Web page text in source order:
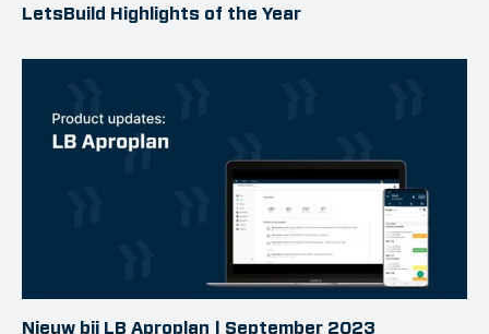
LetsBuild Highlights of the Year
Nieuw bij LB Aproplan | September 2023